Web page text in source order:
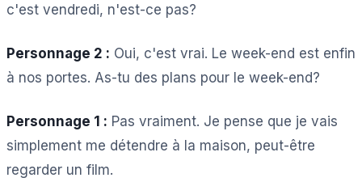
c'est vendredi, n'est-ce pas?
Personnage 2 : Oui, c'est vrai. Le week-end est enfin
à nos portes. As-tu des plans pour le week-end?
Personnage 1 : Pas vraiment. Je pense que je vais
simplement me détendre à la maison, peut-être
regarder un film.